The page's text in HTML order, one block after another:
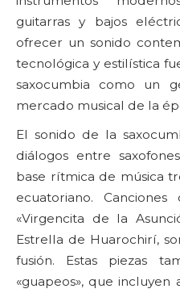
guitarras y bajos
ofrecer un sonido
tecnológica y estilística
saxocumbia como un
mercado musical de la
El sonido de la
diálogos entre
base rítmica de música
ecuatoriano.
«Virgencita de la
Estrella de Huarochirí,
fusión. Estas piezas
«guapeos», que incluyen